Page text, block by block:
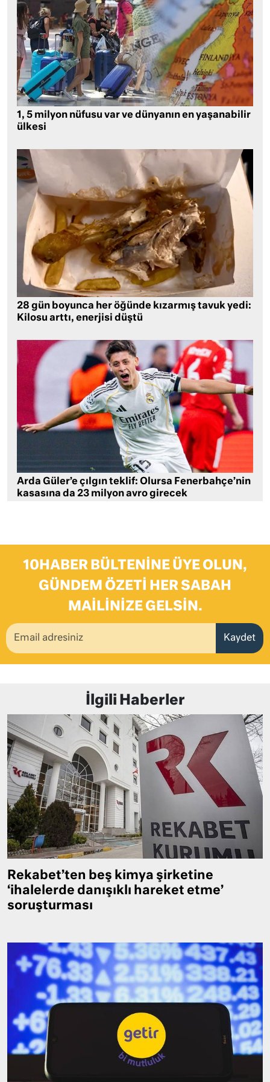
1, 5 milyon nüfusu var ve dünyanın en yaşanabilir
ülkesi
28 gün boyunca her öğünde kızarmış tavuk yedi:
Kilosu arttı, enerjisi düştü
Arda Güler’e çılgın teklif: Olursa Fenerbahçe’nin
kasasına da 23 milyon avro girecek
10HABER BÜLTENINE ÜYE OLUN,
GÜNDEM ÖZETI HER SABAH
MAILINIZE GELSIN.
Kaydet
İlgili Haberler
Rekabet’ten beş kimya şirketine
‘ihalelerde danışıklı hareket etme’
soruşturması